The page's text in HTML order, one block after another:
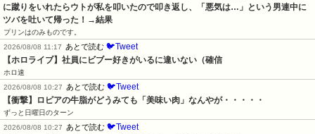
に蹴りをいれたらウトが私を叩いたので叩き返し、「悪気は…」という男連中に
ツバを吐いて帰った！→結果
プリンはのみものです。
2026/08/08 11:17
あとで読む 🐦Tweet
【ホロライブ】社員にビブー好きがいるに違いない（確信
ホロ速
2026/08/08 10:27
あとで読む 🐦Tweet
【衝撃】ロピアの牛脂がどうみても「美味い肉」なんやが・・・・・
ずっと日曜日のターン
2026/08/08 10:27
あとで読む 🐦Tweet